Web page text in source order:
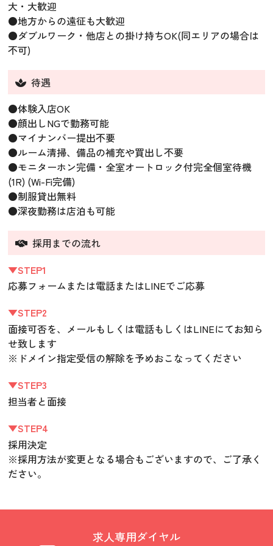
大・大歓迎
●地方からの遠征も大歓迎
●ダブルワーク・他店との掛け持ちOK(同エリアの場合は
不可)
待遇
●体験入店OK
●顔出しNGで勤務可能
●マイナンバー提出不要
●ルーム清掃、備品の補充や買出し不要
●モニターホン完備・全室オートロック付完全個室待機
(1R) (Wi-Fi完備)
●制服貸出無料
●深夜勤務は店泊も可能
採用までの流れ
▼STEP1
応募フォームまたは電話またはLINEでご応募
▼STEP2
面接可否を、メールもしくは電話もしくはLINEにてお知ら
せ致します
※ドメイン指定受信の解除を予めおこなってください
▼STEP3
担当者と面接
▼STEP4
採用決定
※採用方法が変更となる場合もございますので、ご了承く
ださい。
求人専用ダイヤル